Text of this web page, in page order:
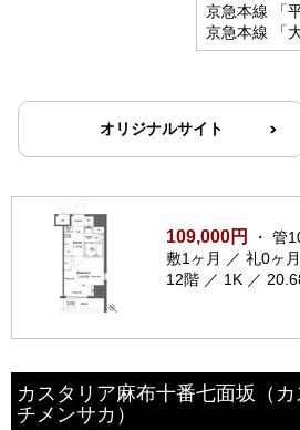
京急本線 「
京急本線 「
オリジナルサイト
109,000円
・ 管
敷1ヶ月 ／ 礼0ヶ月
12階 ／ 1K ／
カスタリア麻布十番七面坂 （
チメンサカ）